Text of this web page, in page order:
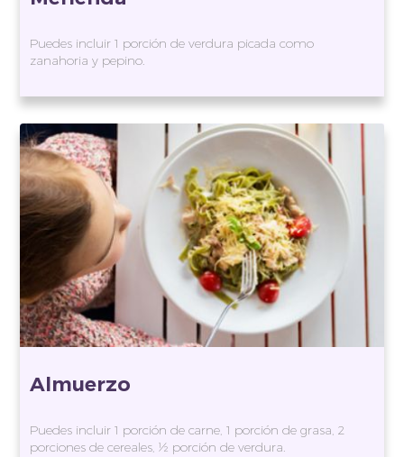
Puedes incluir 1 porción de verdura picada como
zanahoria y pepino.
Almuerzo
Puedes incluir 1 porción de carne, 1 porción de grasa, 2
porciones de cereales, ½ porción de verdura.